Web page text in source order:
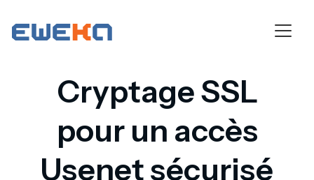
Cryptage SSL
pour un accès
Usenet sécurisé